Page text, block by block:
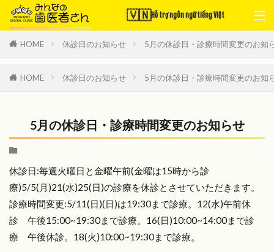
🇻🇳Hỗ trợ ngôn ngữ tiếng Việt
HOME 休診日のお知らせ 5月の休診日・診療時間変更のお知
HOME 休診日のお知らせ 5月の休診日・診療時間変更のお知
5月の休診日・診療時間変更のお知らせ
休診日:毎週火曜日と金曜午前(金曜は15時から診
療)5/5(月)21(水)25(日)の診療を休診とさせていただきます。
診療時間変更:5/11(日)(日)は19:30まで診療。12(水)午前休
診 午後15:00~19:30まで診療。16(日)10:00~14:00まで診
療 午後休診。18(火)10:00~19:30まで診療。